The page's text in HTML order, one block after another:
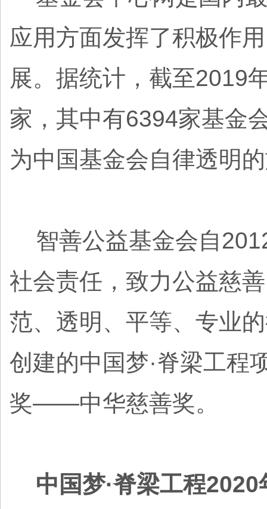
应用方面发挥了积极作
展。据统计，截至2019
家，其中有6394家基金
为中国基金会自律透明
智善公益基金会自
社会责任，致力公益慈
范、透明、平等、专业
创建的中国梦·脊梁工程
奖——中华慈善奖。
中国梦·脊梁工程